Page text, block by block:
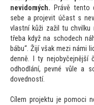
nevidomých. Právě tento
sebe a projevit účast s
vlastní kůži zažil tu chvilku
třeba když na schodech
bábu“. Žijí však mezi námi
denně. I ty nejobyčejnější
odhodlání, pevné vůle a
dovedností.
Cílem projektu je pomoci